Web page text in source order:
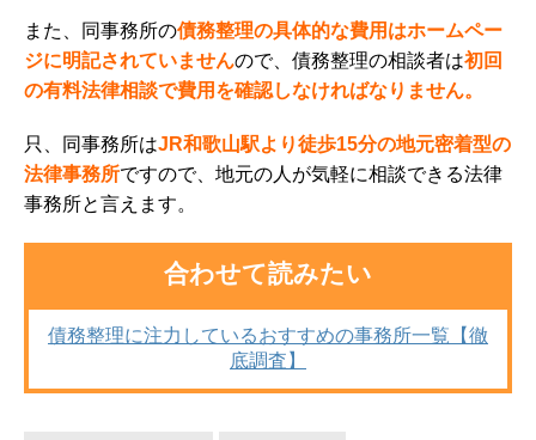
また、同事務所の債務整理の具体的な費用はホームペー
ジに明記されていませんので、債務整理の相談者は初回
の有料法律相談で費用を確認しなければなりません。
只、同事務所はJR和歌山駅より徒歩15分の地元密着型の
法律事務所ですので、地元の人が気軽に相談できる法律
事務所と言えます。
合わせて読みたい
債務整理に注力しているおすすめの事務所一覧【徹
底調査】